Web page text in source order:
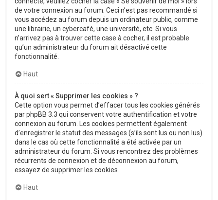
de votre connexion au forum. Ceci n’est pas recommandé si
vous accédez au forum depuis un ordinateur public, comme
une librairie, un cybercafé, une université, etc. Si vous
n’arrivez pas à trouver cette case à cocher, il est probable
qu’un administrateur du forum ait désactivé cette
fonctionnalité.
Haut
À quoi sert « Supprimer les cookies » ?
Cette option vous permet d’effacer tous les cookies générés
par phpBB 3.3 qui conservent votre authentification et votre
connexion au forum. Les cookies permettent également
d’enregistrer le statut des messages (s’ils sont lus ou non lus)
dans le cas où cette fonctionnalité a été activée par un
administrateur du forum. Si vous rencontrez des problèmes
récurrents de connexion et de déconnexion au forum,
essayez de supprimer les cookies.
Haut